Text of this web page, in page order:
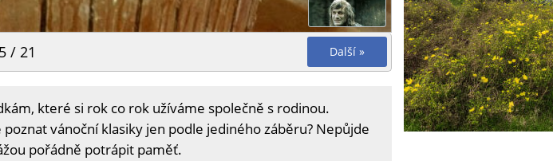
Další »
5 / 21
které si rok co rok užíváme společně s rodinou.
vánoční klasiky jen podle jediného záběru? Nepůjde
pořádně potrápit paměť.